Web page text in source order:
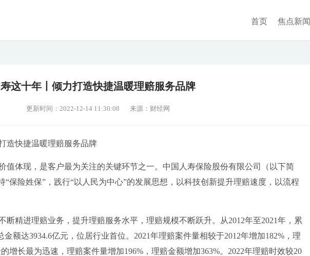
首页 焦点新闻
寿这十年丨倾力打造快捷温暖理赔服务品牌
更新时间：2022-12-14 11:30:08 来源：财经网
造快捷温暖理赔服务品牌
值体现，是客户最为关注的关键环节之一。中国人寿保险股份有限公司（以下简
“保险姓保”，践行“以人民为中心”的发展思想，以科技创新提升理赔速度，以流程
断精进理赔业务，提升理赔服务水平，理赔规模不断跃升。从2012年至2021年，累
额达3934.6亿元，位居行业首位。2021年理赔案件量相较于2012年增加182%，理
增长最为迅速，理赔案件量增加196%，理赔金额增加363%。2022年理赔时效较20